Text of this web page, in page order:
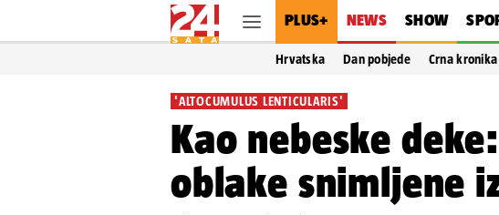
PLUS+ NEWS SHOW
Hrvatska Dan pobjede Crna kronika
'ALTOCUMULUS LENTICULARIS'
Kao nebeske
oblake snimljene